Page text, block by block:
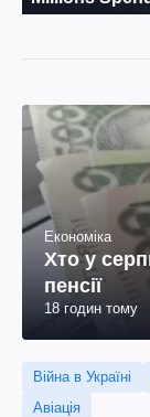
Економіка
Хто у
пенсії
18 годин тому
Війна в Україні
Авіація